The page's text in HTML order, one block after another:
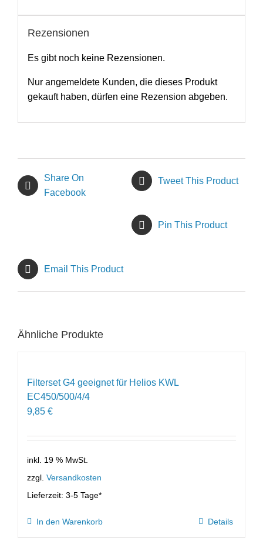
Rezensionen
Es gibt noch keine Rezensionen.
Nur angemeldete Kunden, die dieses Produkt
gekauft haben, dürfen eine Rezension abgeben.
Share On
Facebook
Tweet This Product
Pin This Product
Email This Product
Ähnliche Produkte
Filterset G4 geeignet für Helios KWL
EC450/500/4/4
9,85 €
inkl. 19 % MwSt.
zzgl. Versandkosten
Lieferzeit: 3-5 Tage*
In den Warenkorb Details